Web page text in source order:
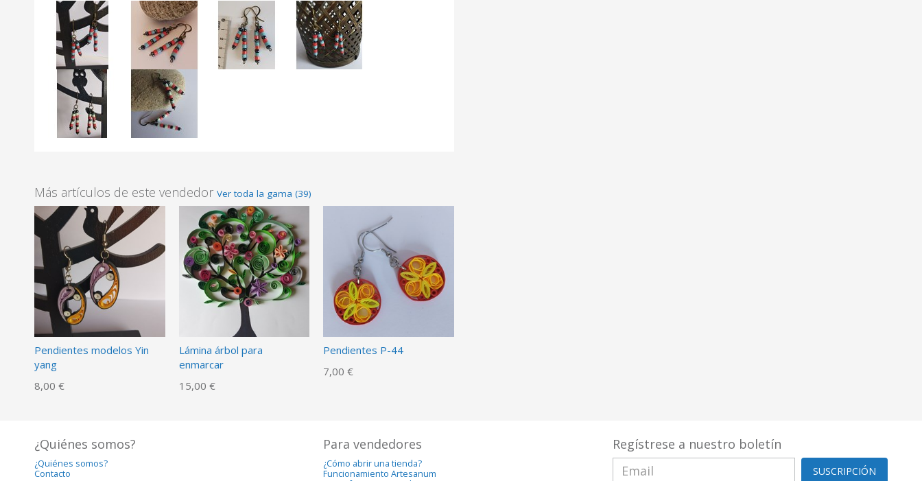
Más artículos de este vendedor Ver toda la gama (39)
Pendientes modelos Yin
yang
8,00 €
Lámina árbol para
enmarcar
15,00 €
Pendientes P-44
7,00 €
¿Quiénes somos?
¿Quiénes somos?
Contacto
Para vendedores
¿Cómo abrir una tienda?
Funcionamiento Artesanum
Regístrese a nuestro boletín
SUSCRIPCIÓN